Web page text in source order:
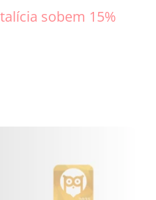
sobem 15%